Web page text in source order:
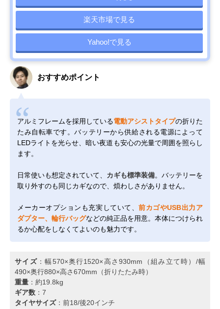
楽天市場で見る
Yahoo!で見る
おすすめポイント
アルミフレームを採用している電動アシストタイプの折りた
たみ自転車です。バッテリーから供給される電源によって
LEDライトを光らせ、暗い夜道も安心の光量で周囲を照らし
ます。
日常使いも想定されていて、 カギも標準装備。バッテリーを
取り外すのも同じカギなので、煩わしさがありません。
メーカーオプションも充実していて、前カゴやUSB出力ア
ダプター、輪行バッグなどの純正品を用意。本体につけられ
るか心配をしなくてよいのも魅力です。
サイズ：幅570×奥行1520×高さ930mm（組み立て時）/幅
490×奥行880×高さ670mm（折りたたみ時）
重量 ：約19.8kg
ギア数 ：7
タイヤサイズ：前18/後20インチ